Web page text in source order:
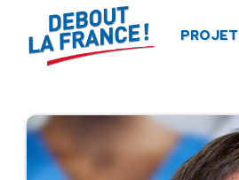
PROJET
Panneau de gestion des cookies